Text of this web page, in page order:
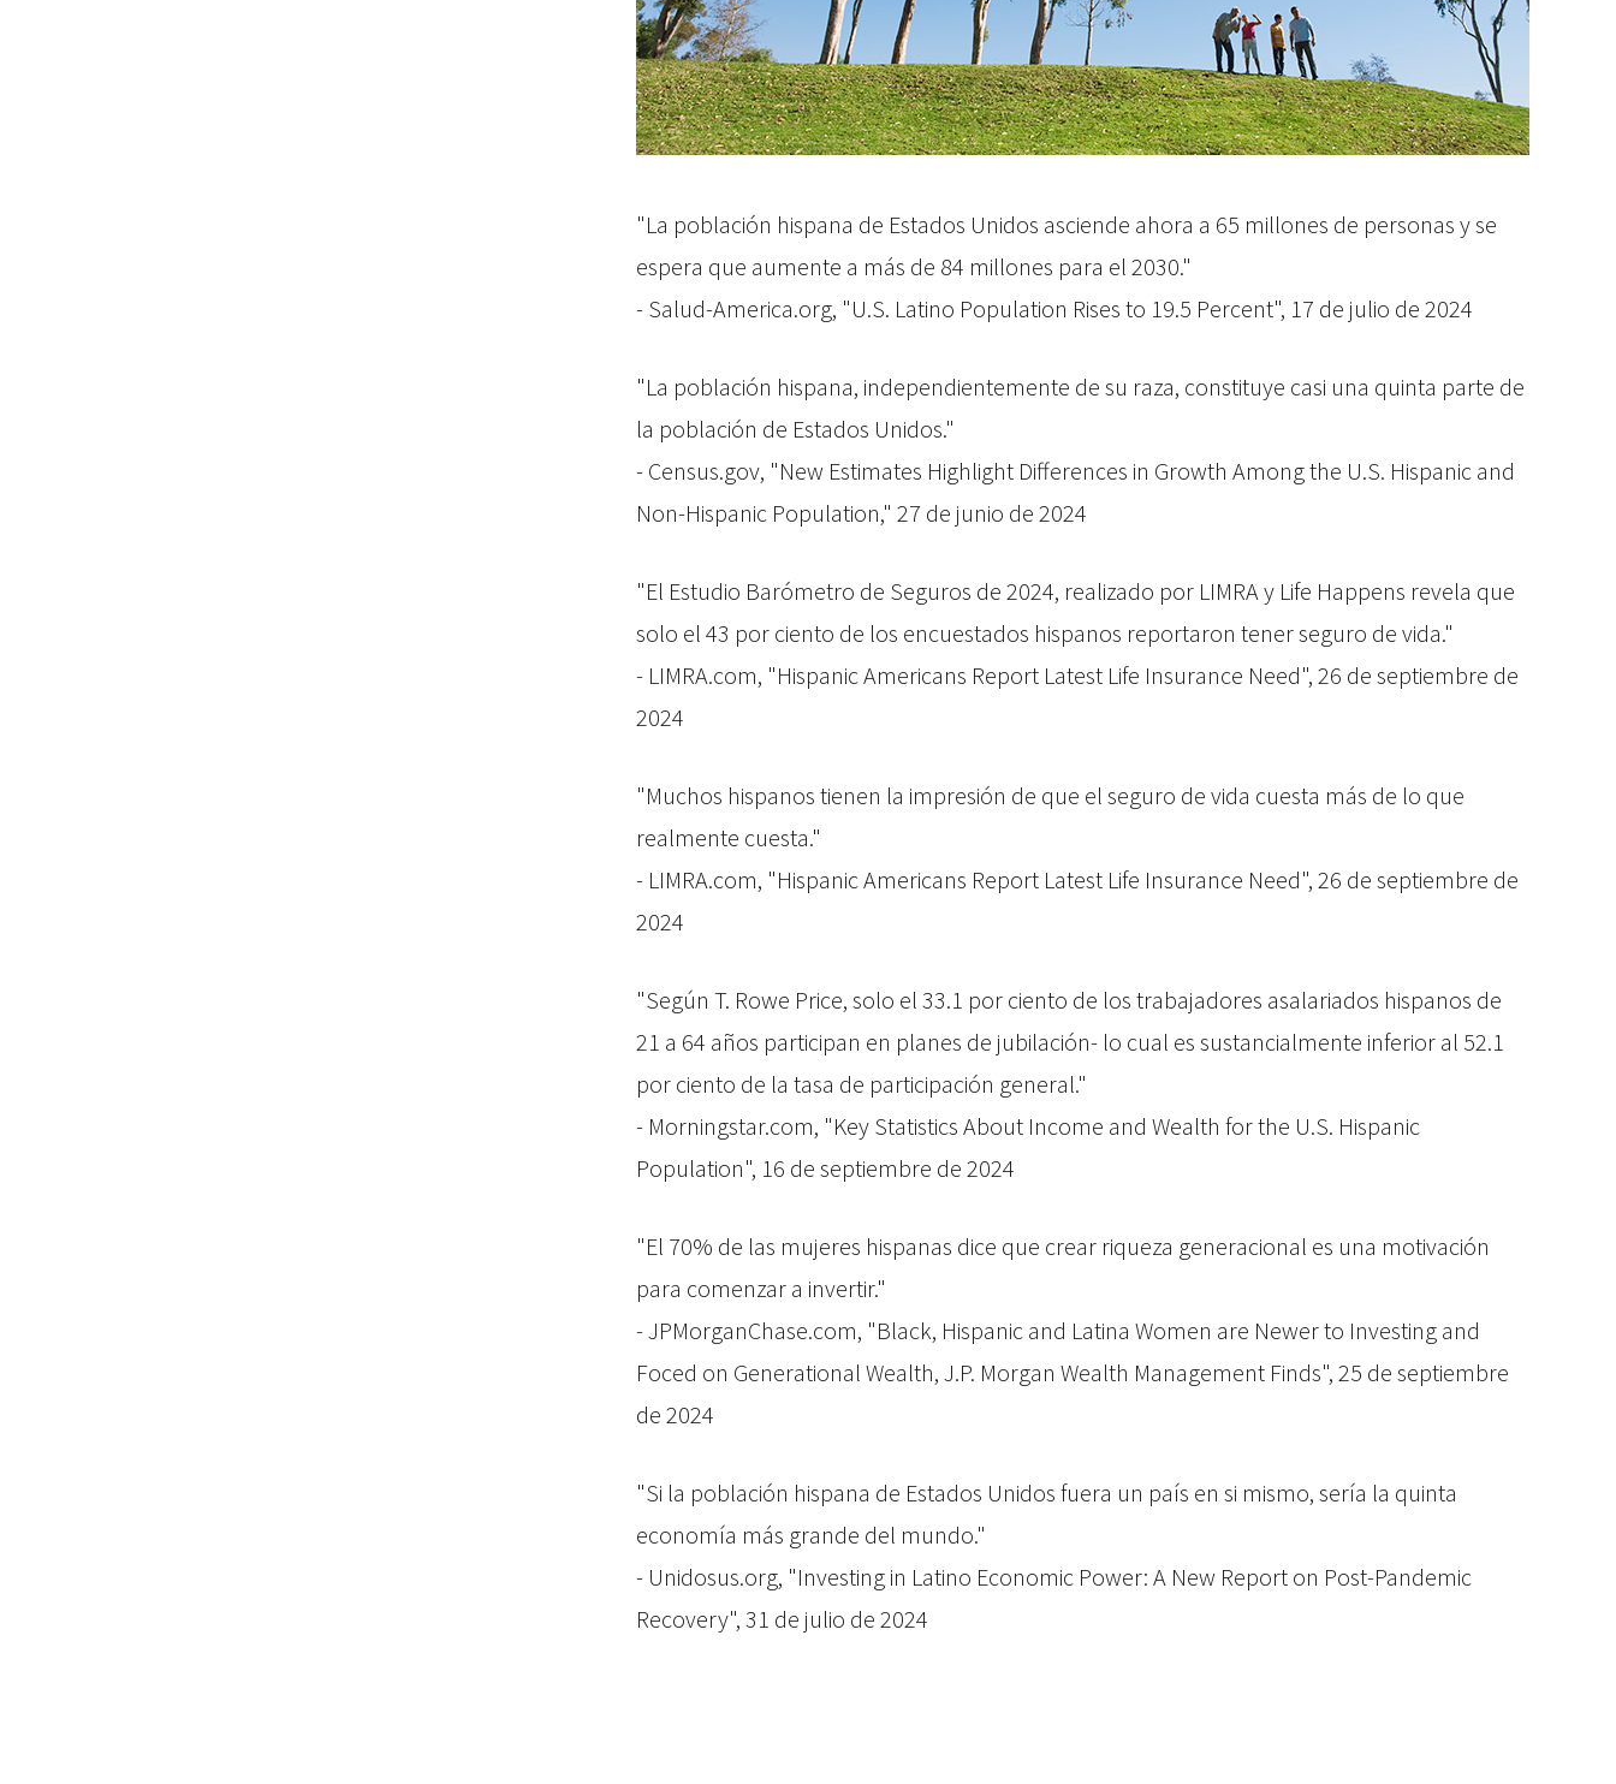
"La población hispana de Estados Unidos asciende ahora a 65 millones de personas y se
espera que aumente a más de 84 millones para el 2030."
- Salud-America.org, "U.S. Latino Population Rises to 19.5 Percent", 17 de julio de 2024
"La población hispana, independientemente de su raza, constituye casi una quinta parte de
la población de Estados Unidos."
- Census.gov, "New Estimates Highlight Differences in Growth Among the U.S. Hispanic and
Non-Hispanic Population," 27 de junio de 2024
"El Estudio Barómetro de Seguros de 2024, realizado por LIMRA y Life Happens revela que
solo el 43 por ciento de los encuestados hispanos reportaron tener seguro de vida."
- LIMRA.com, "Hispanic Americans Report Latest Life Insurance Need", 26 de septiembre de
2024
"Muchos hispanos tienen la impresión de que el seguro de vida cuesta más de lo que
realmente cuesta."
- LIMRA.com, "Hispanic Americans Report Latest Life Insurance Need", 26 de septiembre de
2024
"Según T. Rowe Price, solo el 33.1 por ciento de los trabajadores asalariados hispanos de
21 a 64 años participan en planes de jubilación- lo cual es sustancialmente inferior al 52.1
por ciento de la tasa de participación general."
- Morningstar.com, "Key Statistics About Income and Wealth for the U.S. Hispanic
Population", 16 de septiembre de 2024
"El 70% de las mujeres hispanas dice que crear riqueza generacional es una motivación
para comenzar a invertir."
- JPMorganChase.com, "Black, Hispanic and Latina Women are Newer to Investing and
Foced on Generational Wealth, J.P. Morgan Wealth Management Finds", 25 de septiembre
de 2024
"Si la población hispana de Estados Unidos fuera un país en si mismo, sería la quinta
economía más grande del mundo."
- Unidosus.org, "Investing in Latino Economic Power: A New Report on Post-Pandemic
Recovery", 31 de julio de 2024